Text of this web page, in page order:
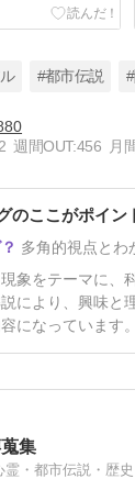
#都市伝説
週間OUT:456 月
のここがポイン
多角的視点とわ
象をテーマに、
により、興味と
になっています。
集
霊・都市伝説・歴